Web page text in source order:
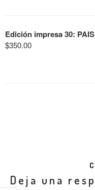
Edición impresa 30:
$350.00
Deja una